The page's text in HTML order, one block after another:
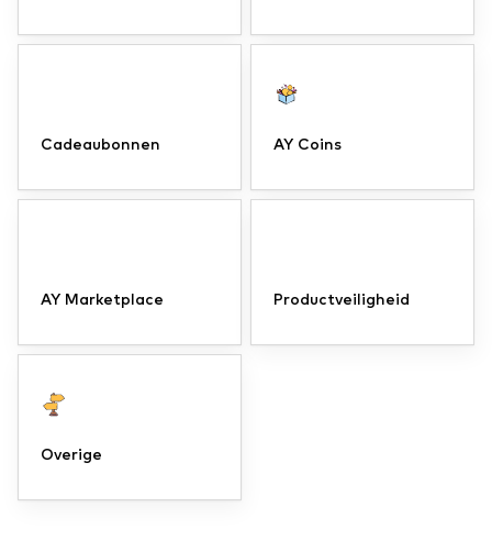
Cadeaubonnen AY Coins
AY Marketplace Productveiligheid
Overige